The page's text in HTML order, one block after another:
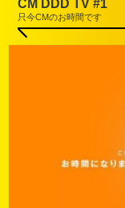
CM DDD TV #1
只今CMのお時間です